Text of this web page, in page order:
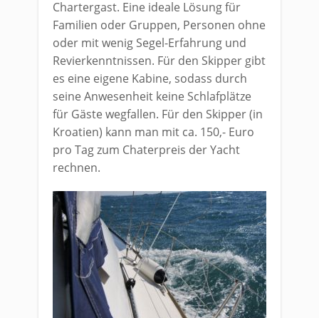
Chartergast. Eine ideale Lösung für
Familien oder Gruppen, Personen ohne
oder mit wenig Segel-Erfahrung und
Revierkenntnissen. Für den Skipper gibt
es eine eigene Kabine, sodass durch
seine Anwesenheit keine Schlafplätze
für Gäste wegfallen. Für den Skipper (in
Kroatien) kann man mit ca. 150,- Euro
pro Tag zum Chaterpreis der Yacht
rechnen.